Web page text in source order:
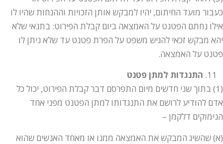
כעבור מועד החיתום, יהיו למבקש אותן הזכויות וההנחות שהיו לו
אילו נחתם הפטנט על האמצאה ביום קבלת הפירוט: בתנאי שלא
יהא מבקש זכאי להגיש משפט על הפרת פטנט עד שלא ניתן לו
פטנט על האמצאה.
התנגדות למתן פטנט
(1) בתוך שני חדשים מיום התפרסם דבר קבלת הפירוט, יכול כל
אדם להודיע לרושם את התנגדותו למתן הפטנט מפני אחד
הנימוקים דלקמן –
(א) שהשיג המבקש את האמצאה ממנו או מאחד האנשים שהוא